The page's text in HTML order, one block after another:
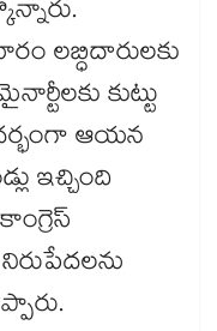
లబ్ధిదారులకు
కుట్టు
ఆయన
ఇచ్చింది